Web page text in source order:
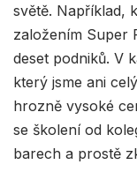
světě. Například,
založením Super
deset podniků. V
který jsme ani
hrozně vysoké
se školení od
barech a prostě